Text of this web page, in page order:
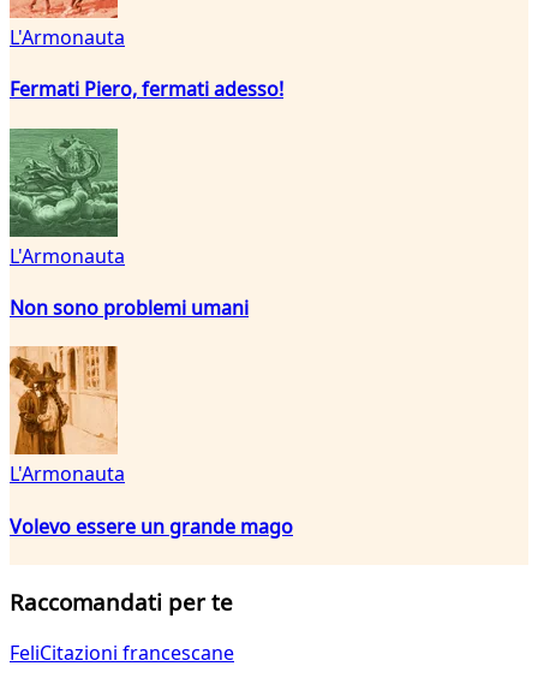
L'Armonauta
Fermati Piero, fermati adesso!
L'Armonauta
Non sono problemi umani
L'Armonauta
Volevo essere un grande mago
Raccomandati per te
FeliCitazioni francescane